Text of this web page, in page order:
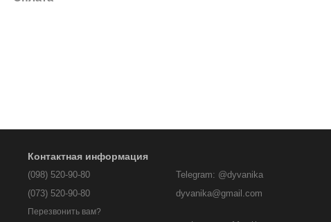
Контактная информация
(098) 520-90-80
(073) 520-90-80
Перезвонить вам?
Telegram: @dyvanika
dyvanika@gmail.com